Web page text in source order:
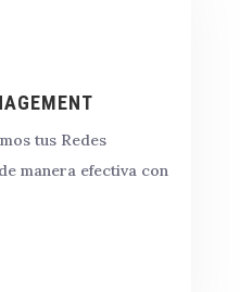
tus Redes
manera efectiva con